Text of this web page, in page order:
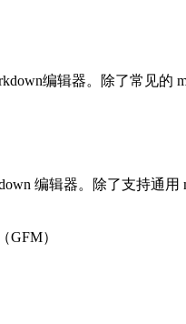
编辑器。除了常见的
编辑器。除了支持通
GFM）